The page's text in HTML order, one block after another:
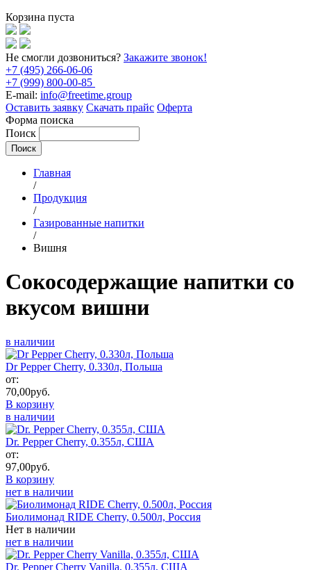
Корзина пуста
Не смогли дозвониться? Закажите звонок!
+7 (495) 266-06-06
+7 (999) 800-00-85
E-mail: info@freetime.group
Оставить заявку Скачать прайс Оферта
Форма поиска
Поиск
Главная
/
Продукция
/
Газированные напитки
/
Вишня
Сокосодержащие напитки со
вкусом вишни
в наличии
Dr Pepper Cherry, 0.330л, Польша
от:
70,00руб.
В корзину
в наличии
Dr. Pepper Cherry, 0.355л, США
от:
97,00руб.
В корзину
нет в наличии
Биолимонад RIDE Cherry, 0.500л, Россия
Нет в наличии
нет в наличии
Dr. Pepper Cherry Vanilla, 0.355л, США